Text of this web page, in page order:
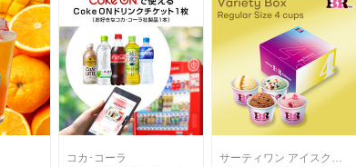
コカ･コーラ